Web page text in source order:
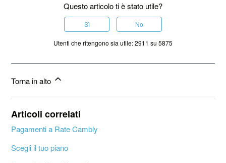
Questo articolo ti è stato utile?
Sì No
Utenti che ritengono sia utile: 2911 su 5875
Torna in alto
Articoli correlati
Pagamenti a Rate Cambly
Scegli il tuo piano